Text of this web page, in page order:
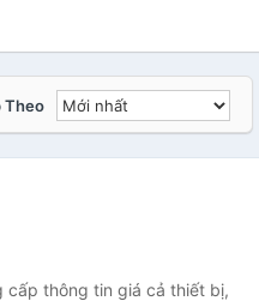
Theo
cấp thông tin giá cả thiết bị,